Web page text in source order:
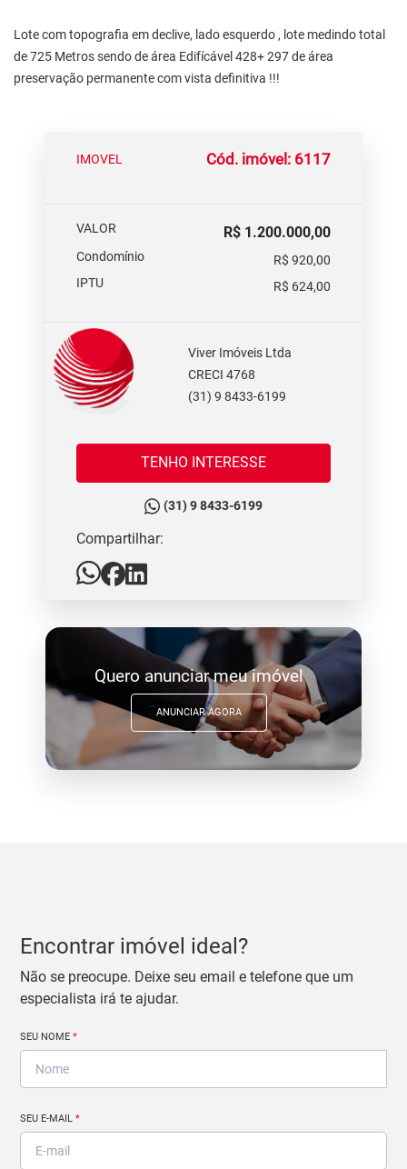
Lote com topografia em declive, lado esquerdo , lote medindo total
de 725 Metros sendo de área Edifícável 428+ 297 de área
preservação permanente com vista definitiva !!!
IMOVEL Cód. imóvel: 6117
VALOR R$ 1.200.000,00
Condomínio
R$ 920,00
IPTU
R$ 624,00
Viver Imóveis Ltda
CRECI 4768
(31) 9 8433-6199
TENHO INTERESSE
(31) 9 8433-6199
Compartilhar:
Quero anunciar meu imóvel
ANUNCIAR AGORA
Encontrar imóvel ideal?
Não se preocupe. Deixe seu email e telefone que um
especialista irá te ajudar.
SEU NOME*
SEU E-MAIL*